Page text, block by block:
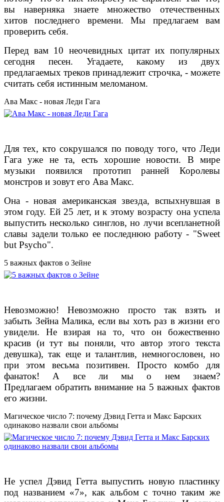
вы наверняка знаете множество отечественных
хитов последнего времени. Мы предлагаем вам
проверить себя.
Перед вам 10 неочевидных цитат их популярных
сегодня песен. Угадаете, какому из двух
предлагаемых треков принадлежит строчка, - можете
считать себя истинным меломаном.
Ава Макс - новая Леди Гага
Для тех, кто сокрушался по поводу того, что Леди
Гага уже не та, есть хорошие новости. В мире
музыки появился прототип ранней Королевы
монстров и зовут его Ава Макс.
Она - новая американская звезда, вспыхнувшая в
этом году. Ей 25 лет, и к этому возрасту она успела
выпустить несколько синглов, но лучи всепланетной
славы задели только ее последнюю работу - "Sweet
but Psycho".
5 важных фактов о Зейне
Невозможно! Невозможно просто так взять и
забыть Зейна Малика, если вы хоть раз в жизни его
увидели. Не взирая на то, что он божественно
красив (и тут вы поняли, что автор этого текста
девушка), так еще и талантлив, немногословен, но
при этом весьма позитивен. Просто комбо для
фанаток! А все ли мы о нем знаем?
Предлагаем обратить внимание на 5 важных фактов
его жизни.
Магическое число 7: почему Дэвид Гетта и Макс Барских
одинаково назвали свои альбомы
Не успел Дэвид Гетта выпустить новую пластинку
под названием «7», как альбом с точно таким же